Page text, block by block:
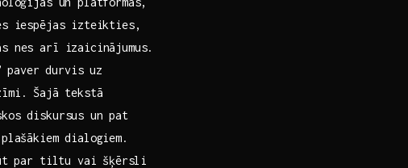
iespējas izteikties,
nes arī‌ izaicinājumus.
⁢paver durvis uz
⁣Šajā tekstā
‌diskursus un ‍pat
dialogiem.
‍par tiltu vai šķērsli